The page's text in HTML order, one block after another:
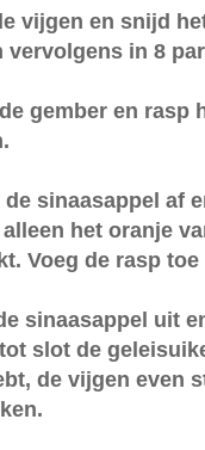
vijgen en snijd
vervolgens in 8
gember en rasp
de sinaasappel af
het oranje
Voeg de rasp
sinaasappel uit
slot de
de vijgen even